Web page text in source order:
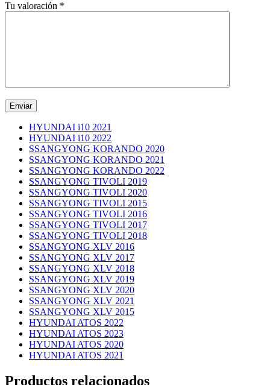
Tu valoración *
HYUNDAI i10 2021
HYUNDAI i10 2022
SSANGYONG KORANDO 2020
SSANGYONG KORANDO 2021
SSANGYONG KORANDO 2022
SSANGYONG TIVOLI 2019
SSANGYONG TIVOLI 2020
SSANGYONG TIVOLI 2015
SSANGYONG TIVOLI 2016
SSANGYONG TIVOLI 2017
SSANGYONG TIVOLI 2018
SSANGYONG XLV 2016
SSANGYONG XLV 2017
SSANGYONG XLV 2018
SSANGYONG XLV 2019
SSANGYONG XLV 2020
SSANGYONG XLV 2021
SSANGYONG XLV 2015
HYUNDAI ATOS 2022
HYUNDAI ATOS 2023
HYUNDAI ATOS 2020
HYUNDAI ATOS 2021
Productos relacionados